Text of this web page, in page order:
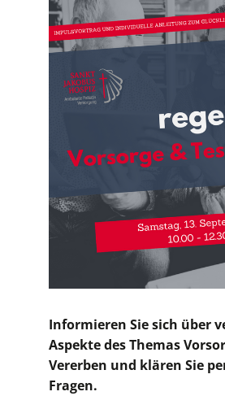
Informieren Sie sich über
Aspekte des Themas
Vererben und klären Sie
Fragen.